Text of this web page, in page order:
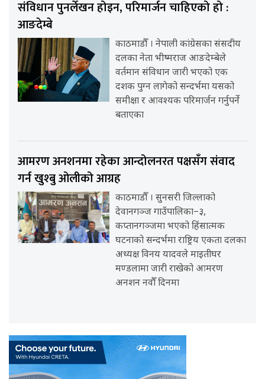
संविधान पुनर्लेखन होइन, परिमार्जन चाहिएको हो :
आङदेम्बे
काठमाडौँ । नेपाली कांग्रेसका संसदीय
दलका नेता भीष्मराज आङदेम्बेले
वर्तमान संविधान जारी भएको एक
दशक पुग्न लागेको सन्दर्भमा यसको
समीक्षा र आवश्यक परिमार्जन गर्नुपर्ने
बताएका
आमरण अनशनमा रहेका आन्दोलनरत पक्षसँग संवाद
गर्न खुश्बु ओलीको आग्रह
काठमाडौँ । सुनसरी जिल्लाको
देवानगञ्ज गाउँपालिका–३,
कप्तानगञ्जमा भएको हिंसात्मक
घटनाको सन्दर्भमा राष्ट्रिय एकता दलका
अध्यक्ष विनय यादवले माइतीघर
मण्डलामा जारी राखेको आमरण
अनशन नवौँ दिनमा